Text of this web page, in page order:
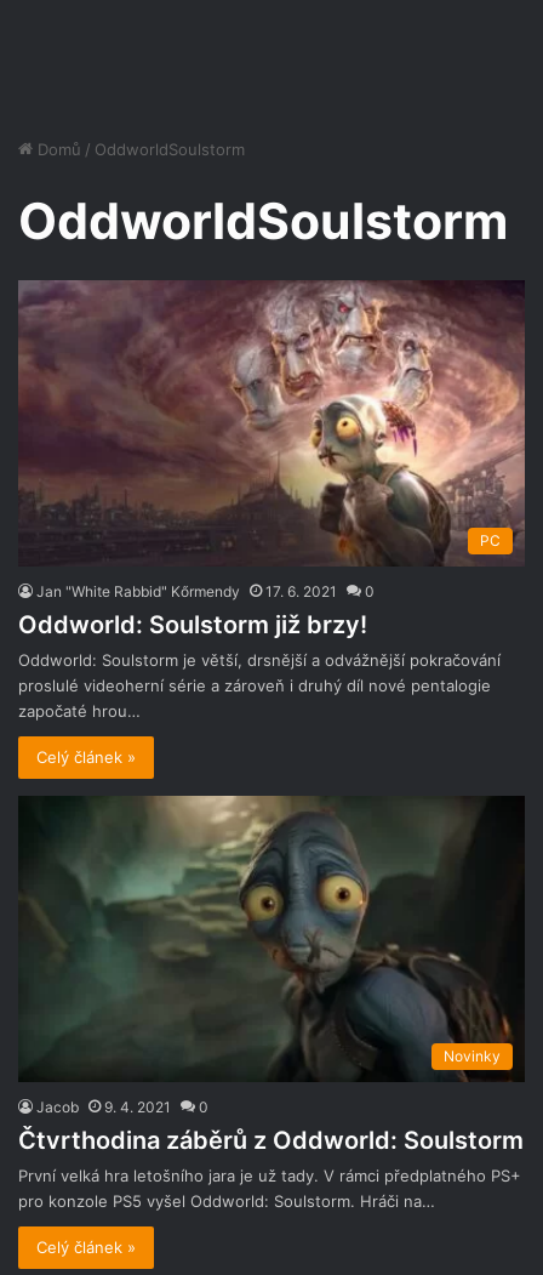
Domů / OddworldSoulstorm
OddworldSoulstorm
PC
Jan "White Rabbid" Kőrmendy 17. 6. 2021 0
Oddworld: Soulstorm již brzy!
Oddworld: Soulstorm je větší, drsnější a odvážnější pokračování
proslulé videoherní série a zároveň i druhý díl nové pentalogie
započaté hrou…
Celý článek »
Novinky
Jacob 9. 4. 2021 0
Čtvrthodina záběrů z Oddworld: Soulstorm
První velká hra letošního jara je už tady. V rámci předplatného PS+
pro konzole PS5 vyšel Oddworld: Soulstorm. Hráči na…
Celý článek »